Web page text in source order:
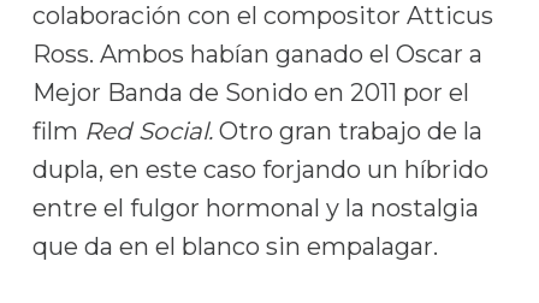
colaboración con el compositor Atticus
Ross. Ambos habían ganado el Oscar a
Mejor Banda de Sonido en 2011 por el
film Red Social. Otro gran trabajo de la
dupla, en este caso forjando un híbrido
entre el fulgor hormonal y la nostalgia
que da en el blanco sin empalagar.